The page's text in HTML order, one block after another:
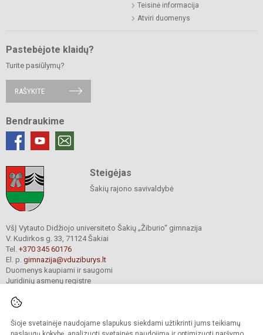
Šioje svetainėje naudojame slapukus siekdami užtikrinti jums teikiamų
Teisinė informacija
Atviri duomenys
Pastebėjote klaidų?
Turite pasiūlymų?
RAŠYKITE
Bendraukime
Steigėjas
Šakių rajono savivaldybė
VšĮ Vytauto Didžiojo universiteto Šakių „Žiburio“ gimnazija
V. Kudirkos g. 33, 71124 Šakiai
Tel. +370 345 60176
El. p. gimnazija@vduziburys.lt
Duomenys kaupiami ir saugomi
Juridinių asmenų registre
© 2024. VDU Šakių „Žiburio“ gimnazija. Visos teisės saugomos.